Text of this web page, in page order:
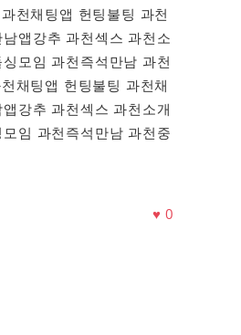
천채팅앱 헌팅불팅 과천
앱강추 과천섹스 과천소
모임 과천즉석만남 과천
채팅앱 헌팅불팅 과천채
강추 과천섹스 과천소개
임 과천즉석만남 과천중
♥0